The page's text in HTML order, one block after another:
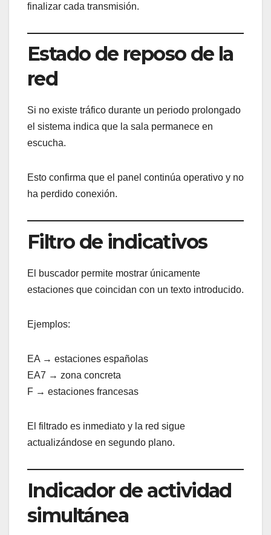
finalizar cada transmisión.
Estado de reposo de la
red
Si no existe tráfico durante un periodo prolongado
el sistema indica que la sala permanece en
escucha.
Esto confirma que el panel continúa operativo y no
ha perdido conexión.
Filtro de indicativos
El buscador permite mostrar únicamente
estaciones que coincidan con un texto introducido.
Ejemplos:
EA → estaciones españolas
EA7 → zona concreta
F → estaciones francesas
El filtrado es inmediato y la red sigue
actualizándose en segundo plano.
Indicador de actividad
simultánea